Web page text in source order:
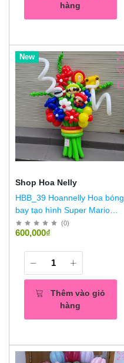
hàng
Hot
New
Shop Hoa Nelly
HBB_39 Hoannelly Hoa bóng
bay tạo hình Super Mario
size L
(0)
600,000₫
Thêm vào giỏ
hàng